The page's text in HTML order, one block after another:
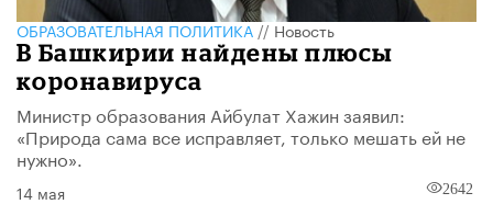
ОБРАЗОВАТЕЛЬНАЯ ПОЛИТИКА//Новость
В Башкирии найдены плюсы
коронавируса
Министр образования Айбулат Хажин заявил:
«Природа сама все исправляет, только мешать ей не
нужно».
14 мая 2642